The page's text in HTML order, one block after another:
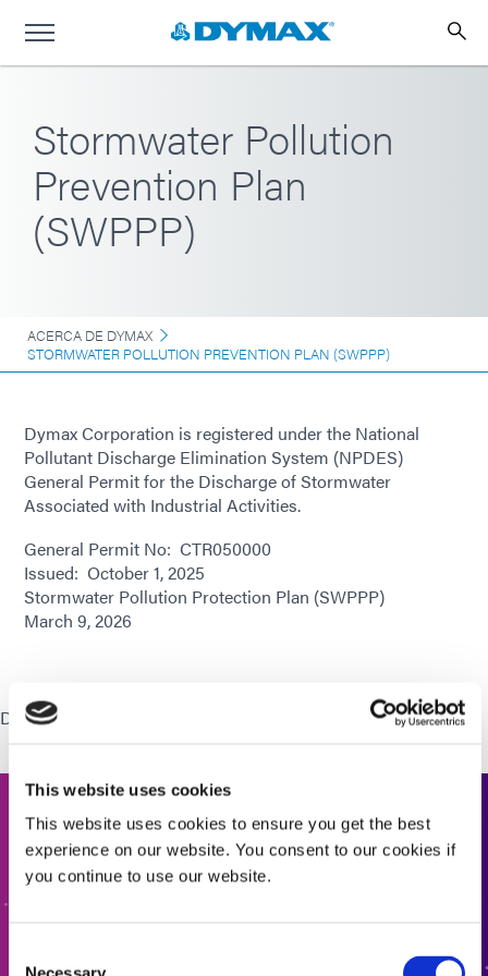
This website uses cookies
This website uses cookies to ensure you get the best
experience on our website. You consent to our cookies if
you continue to use our website.
Stormwater Pollution
Prevention Plan
(SWPPP)
ACERCA DE DYMAX
STORMWATER POLLUTION PREVENTION PLAN (SWPPP)
Dymax Corporation is registered under the National
Pollutant Discharge Elimination System (NPDES)
General Permit for the Discharge of Stormwater
Associated with Industrial Activities.
General Permit No: CTR050000
Issued: October 1, 2025
Stormwater Pollution Protection Plan (SWPPP)
March 9, 2026
Download: Stormwater Pollution Prevention Plan (SWPPP)
Contáctenos
¿Quiere saber más o tiene alguna pregunta? Queremos